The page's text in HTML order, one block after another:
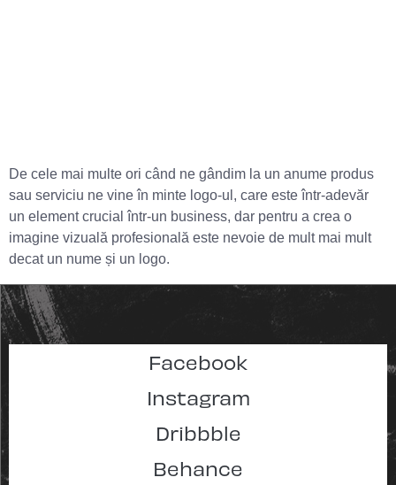
De cele mai multe ori când ne gândim la un anume produs
sau serviciu ne vine în minte logo-ul, care este într-adevăr
un element crucial într-un business, dar pentru a crea o
imagine vizuală profesională este nevoie de mult mai mult
decat un nume și un logo.
Facebook
Instagram
Dribbble
Behance